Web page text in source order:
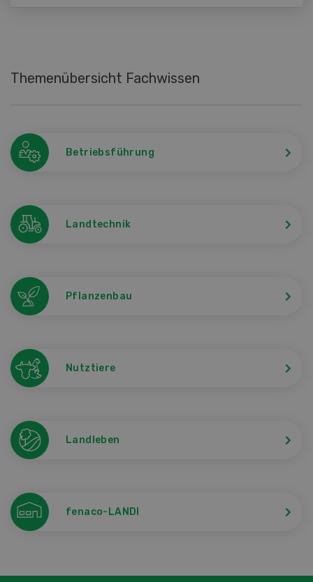
Themenübersicht Fachwissen
Betriebsführung
Landtechnik
Pflanzenbau
Nutztiere
Landleben
fenaco-LANDI